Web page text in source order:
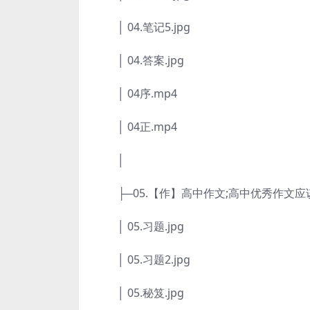
│ 04.笔记5.jpg
│ 04.答案.jpg
│ 04序.mp4
│ 04正.mp4
├─05.【作】高中作文;高中优秀作文应
│ 05.习题.jpg
│ 05.习题2.jpg
│ 05.秘笈.jpg